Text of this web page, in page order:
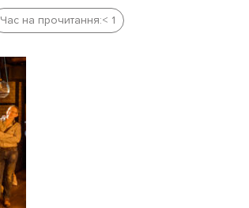
Час на прочитання:< 1